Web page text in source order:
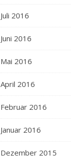
Juli 2016
Juni 2016
Mai 2016
April 2016
Februar 2016
Januar 2016
Dezember 2015